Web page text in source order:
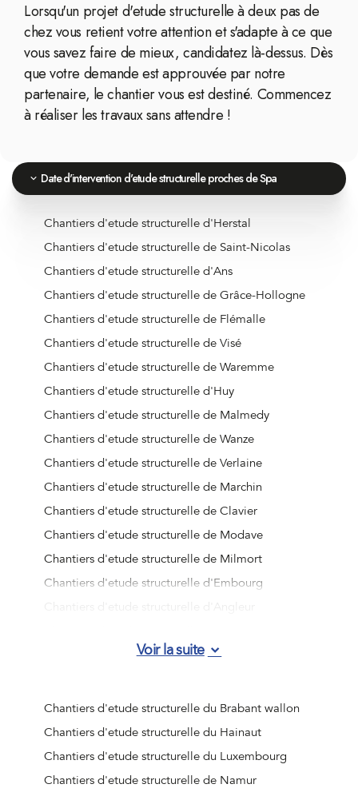
Lorsqu'un projet d'etude structurelle à deux pas de
chez vous retient votre attention et s'adapte à ce que
vous savez faire de mieux, candidatez là-dessus. Dès
que votre demande est approuvée par notre
partenaire, le chantier vous est destiné. Commencez
à réaliser les travaux sans attendre !
Date d'intervention d'etude structurelle proches de Spa
Chantiers d'etude structurelle d'Herstal
Chantiers d'etude structurelle de Saint-Nicolas
Chantiers d'etude structurelle d'Ans
Chantiers d'etude structurelle de Grâce-Hollogne
Chantiers d'etude structurelle de Flémalle
Chantiers d'etude structurelle de Visé
Chantiers d'etude structurelle de Waremme
Chantiers d'etude structurelle d'Huy
Chantiers d'etude structurelle de Malmedy
Chantiers d'etude structurelle de Wanze
Chantiers d'etude structurelle de Verlaine
Chantiers d'etude structurelle de Marchin
Chantiers d'etude structurelle de Clavier
Chantiers d'etude structurelle de Modave
Chantiers d'etude structurelle de Milmort
Chantiers d'etude structurelle d'Embourg
Chantiers d'etude structurelle d'Ougrée
Chantiers d'etude structurelle de Nandrin
Chantiers d'etude structurelle de Liège (Jupille-sur-
Meuse)
Chantiers d'etude structurelle de Beaufays
Voir la suite
Chantiers d'etude structurelle du Brabant wallon
Chantiers d'etude structurelle du Hainaut
Chantiers d'etude structurelle du Luxembourg
Chantiers d'etude structurelle de Namur